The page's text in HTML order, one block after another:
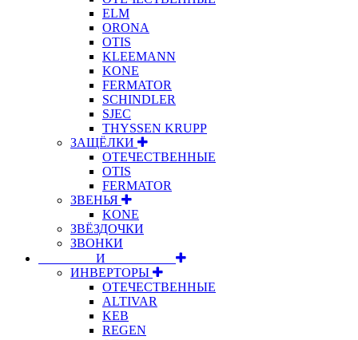
ELM
ORONA
OTIS
KLEEMANN
KONE
FERMATOR
SCHINDLER
SJEC
THYSSEN KRUPP
ЗАЩЁЛКИ
ОТЕЧЕСТВЕННЫЕ
OTIS
FERMATOR
ЗВЕНЬЯ
KONE
ЗВЁЗДОЧКИ
ЗВОНКИ
⠀⠀⠀⠀⠀⠀И⠀⠀⠀⠀⠀⠀⠀
ИНВЕРТОРЫ
ОТЕЧЕСТВЕННЫЕ
ALTIVAR
KEB
REGEN